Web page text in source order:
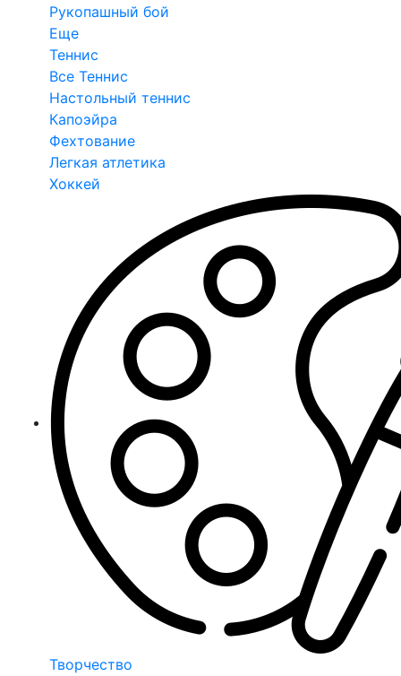
Рукопашный бой
Еще
Теннис
Все Теннис
Настольный теннис
Капоэйра
Фехтование
Легкая атлетика
Хоккей
Творчество